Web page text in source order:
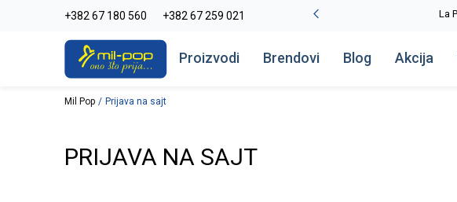
+382 67 180 560 +382 67 259 021
-20% na kompletan asortiman Pogledaj više
Proizvodi Brendovi Blog Akcija
Mil Pop Prijava na sajt
PRIJAVA NA SAJT